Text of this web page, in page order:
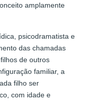
amplamente
psicodramatista e
das chamadas
de outros
familiar, a
filho ser
com idade e